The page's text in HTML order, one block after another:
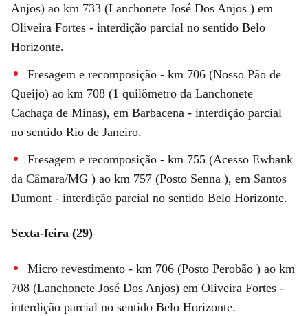
Anjos) ao km 733 (Lanchonete José Dos Anjos ) em
Oliveira Fortes - interdição parcial no sentido Belo
Horizonte.
Fresagem e recomposição - km 706 (Nosso Pão de
Queijo) ao km 708 (1 quilômetro da Lanchonete
Cachaça de Minas), em Barbacena - interdição parcial
no sentido Rio de Janeiro.
Fresagem e recomposição - km 755 (Acesso Ewbank
da Câmara/MG ) ao km 757 (Posto Senna ), em Santos
Dumont - interdição parcial no sentido Belo Horizonte.
Sexta-feira (29)
Micro revestimento - km 706 (Posto Perobão ) ao km
708 (Lanchonete José Dos Anjos) em Oliveira Fortes -
interdição parcial no sentido Belo Horizonte.